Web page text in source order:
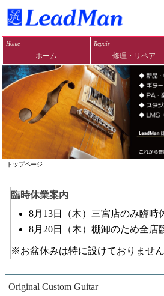
Home
ホーム
Repair
修理・リペア
トップページ
臨時休業案内
8月13日（木）三宮店のみ臨時
8月20日（木）棚卸のため全店
※お盆休みは特に設けておりません
Original Custom Guitar